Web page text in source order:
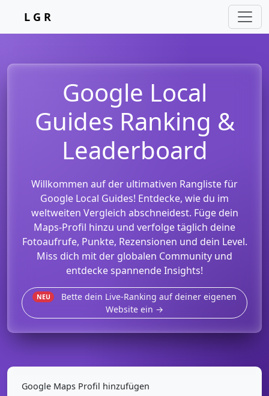
L G R
Google Local
Guides Ranking &
Leaderboard
Willkommen auf der ultimativen Rangliste für
Google Local Guides! Entdecke, wie du im
weltweiten Vergleich abschneidest. Füge dein
Maps-Profil hinzu und verfolge täglich deine
Fotoaufrufe, Punkte, Rezensionen und dein Level.
Miss dich mit der globalen Community und
entdecke spannende Insights!
NEU
Bette dein Live-Ranking auf deiner eigenen
Website ein →
Google Maps Profil hinzufügen